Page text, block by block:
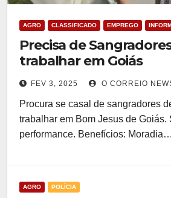
AGRO CLASSIFICADO EMPREGO
Precisa de
trabalhar em Goiás
FEV 3, 2025 O CORREIO
Procura se casal de sangradores
trabalhar em Bom Jesus de Goiás.
performance. Benefícios: Moradia…
AGRO POLÍCIA